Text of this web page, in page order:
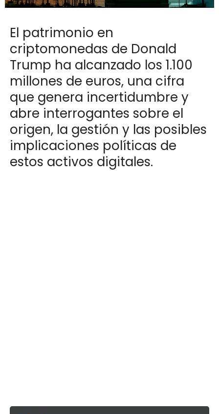
El patrimonio en
criptomonedas de Donald
Trump ha alcanzado los 1.100
millones de euros, una cifra
que genera incertidumbre y
abre interrogantes sobre el
origen, la gestión y las posibles
implicaciones políticas de
estos activos digitales.